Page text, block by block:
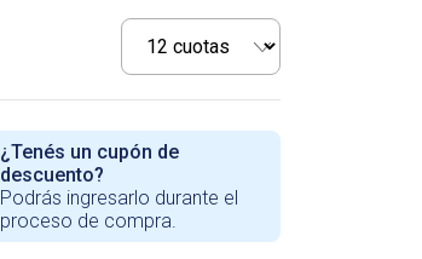
¿Tenés un cupón de
descuento?
Podrás ingresarlo durante el
proceso de compra.